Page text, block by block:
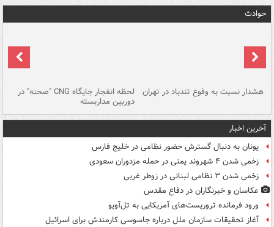
حوادث
هشدار نسبت به وفوع تندباد در تهران لحظه انفجار جایگاه CNG "صحنه" در
دوربین مداربسته
آخرین اخبار
یونان به دنبال گسترش حضور نظامی در خلیج فارس
زخمی شدن ۴ شهروند یمنی در حمله مزدوران سعودی
زخمی شدن ۳ نظامی لبنانی در زوطر غربی
عکاسان و خبرنگاران در دفاع مقدس
ورود فرمانده تروریست‌های آمریکایی به تل‌آویو
آغاز تحقیقات سازمان ملل درباره جاسوسی کارمندش برای اسرائیل